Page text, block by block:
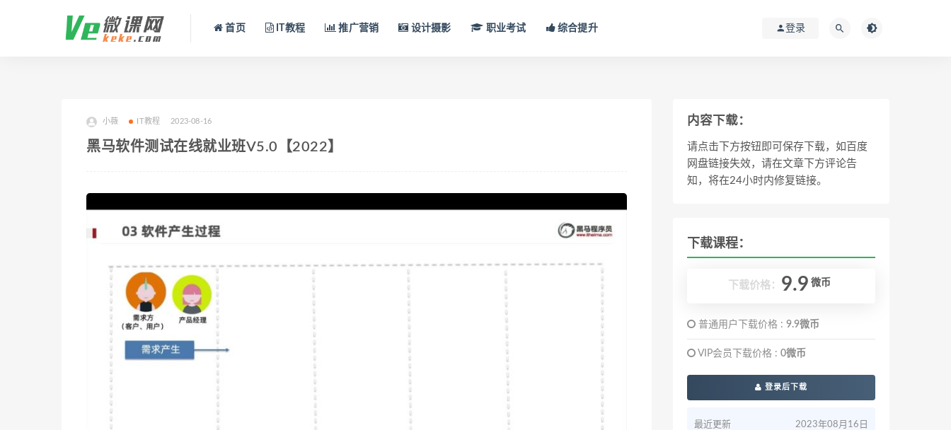
首页 IT教程 推广营销 设计摄影 职业考试 综合提升 登录
小薇 IT教程 2023-08-16
黑马软件测试在线就业班V5.0【2022】
内容下载：
请点击下方按钮即可保存下载，如百度
网盘链接失效，请在文章下方评论告
知，将在24小时内修复链接。
下载课程：
下载价格： 9.9 微币
普通用户下载价格 : 9.9微币
VIP会员下载价格 : 0微币
登录后下载
最近更新 2023年08月16日